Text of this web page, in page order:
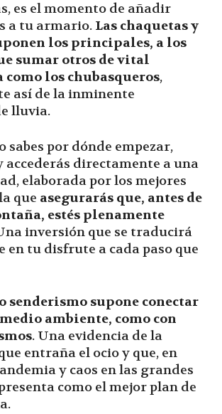
es el momento de añadir
a tu armario. Las chaquetas y
los principales, a los
sumar otros de vital
los chubasqueros,
así de la inminente
lluvia.
sabes por dónde empezar,
accederás directamente a una
elaborada por los mejores
que asegurarás que, antes de
estés plenamente
inversión que se traducirá
en tu disfrute a cada paso que
senderismo supone conectar
ambiente, como con
. Una evidencia de la
entraña el ocio y que, en
y caos en las grandes
como el mejor plan de